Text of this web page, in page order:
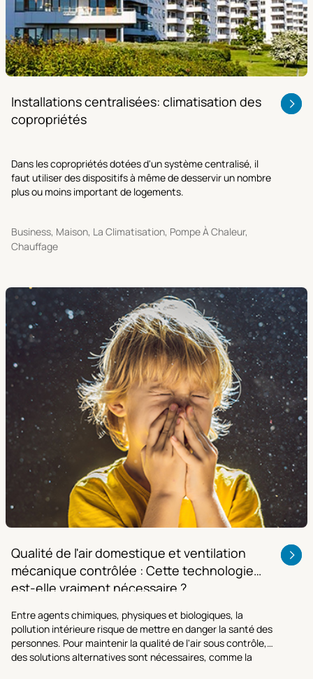
Installations centralisées: climatisation des
copropriétés
Dans les copropriétés dotées d'un système centralisé, il
faut utiliser des dispositifs à même de desservir un nombre
plus ou moins important de logements.
Business, Maison, La Climatisation, Pompe À Chaleur,
Chauffage
Qualité de l'air domestique et ventilation
mécanique contrôlée : Cette technologie
est-elle vraiment nécessaire ?
Entre agents chimiques, physiques et biologiques, la
pollution intérieure risque de mettre en danger la santé des
personnes. Pour maintenir la qualité de l'air sous contrôle,
des solutions alternatives sont nécessaires, comme la